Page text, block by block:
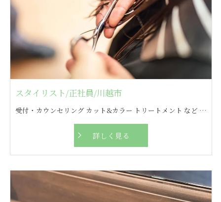
スタイリスト/正社員/川越市
受付・カウンセリング カット&カラー トリートメント など ※客層の男女比は6：4
詳しく見る